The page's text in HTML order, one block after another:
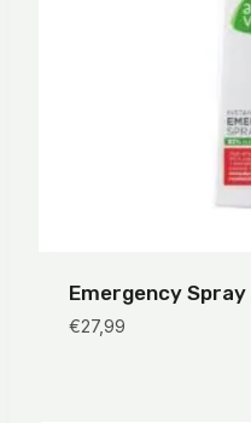
Emergency Spray
€27,99